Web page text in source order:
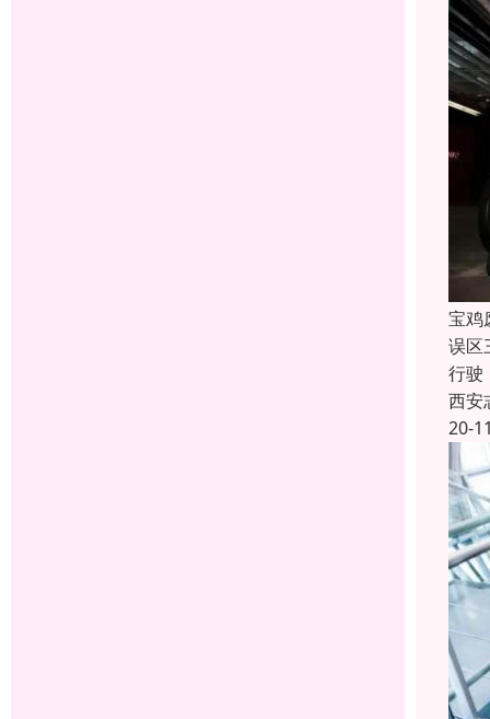
宝鸡
误区
行驶
西安
20-